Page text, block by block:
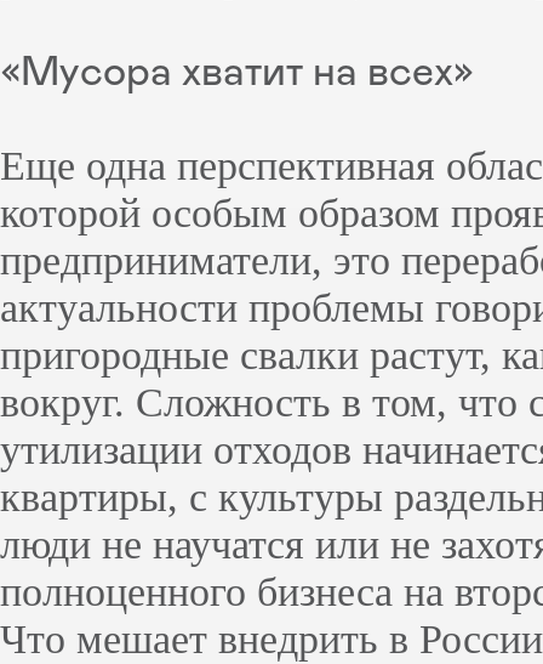
«Мусора хватит на всех»
Еще одна перспективная
которой особым образом
предприниматели, это
актуальности проблемы
пригородные свалки растут,
вокруг. Сложность в том, что
утилизации отходов
квартиры, с культуры
люди не научатся или не
полноценного бизнеса на
Что мешает внедрить в